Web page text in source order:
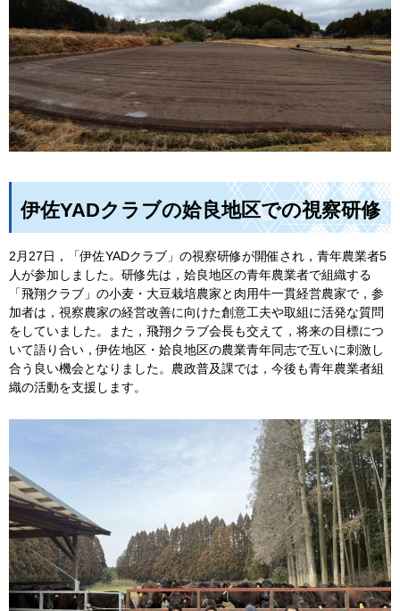
伊佐YADクラブの姶良地区での視察研修
2月27日，「伊佐YADクラブ」の視察研修が開催され，青年農業者5
人が参加しました。研修先は，姶良地区の青年農業者で組織する
「飛翔クラブ」の小麦・大豆栽培農家と肉用牛一貫経営農家で，参
加者は，視察農家の経営改善に向けた創意工夫や取組に活発な質問
をしていました。また，飛翔クラブ会長も交えて，将来の目標につ
いて語り合い，伊佐地区・姶良地区の農業青年同志で互いに刺激し
合う良い機会となりました。農政普及課では，今後も青年農業者組
織の活動を支援します。